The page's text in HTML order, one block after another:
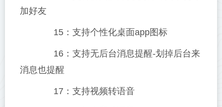
加好友
15：支持个性化桌面app图标
16：支持无后台消息提醒-划掉后台来
消息也提醒
17：支持视频转语音